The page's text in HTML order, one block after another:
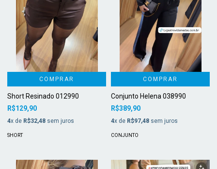
COMPRAR
Short Resinado 012990
R$129,90
4x de R$32,48 sem juros
SHORT
COMPRAR
Conjunto Helena 038990
R$389,90
4x de R$97,48 sem juros
CONJUNTO